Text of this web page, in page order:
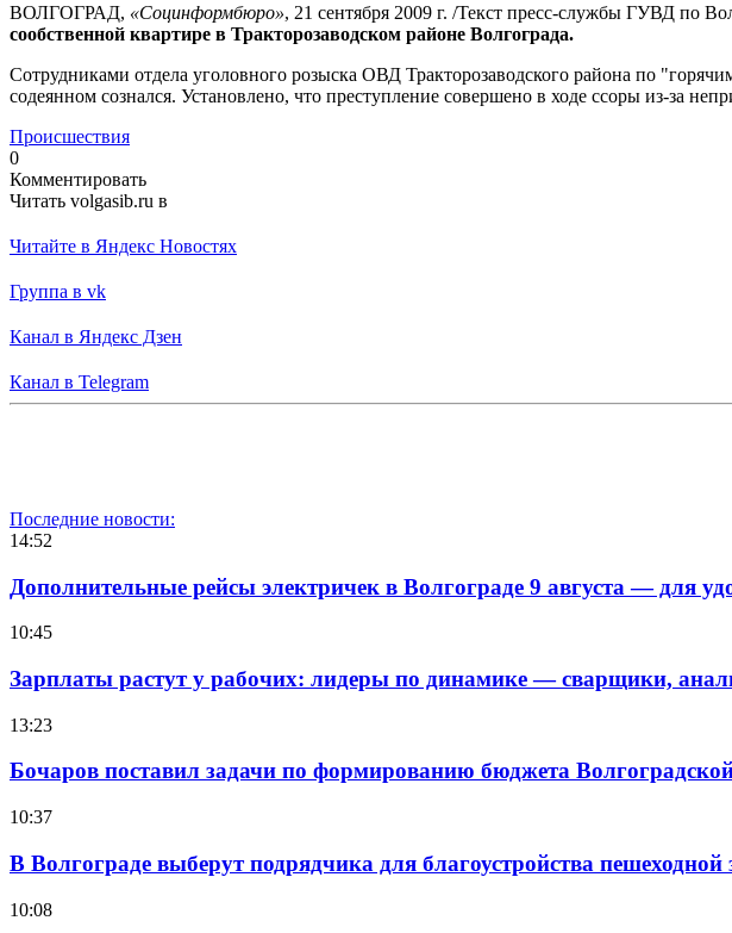
ВОЛГОГРАД, «Социнформбюро», 21 сентября 2009 г. /Текст пресс-службы ГУВД по
сообственной квартире в Тракторозаводском районе Волгограда.
Сотрудниками отдела уголовного розыска ОВД Тракторозаводского района по
содеянном сознался. Установлено, что преступление совершено в ходе ссоры из-за
Происшествия
0
Комментировать
Читать volgasib.ru в
Читайте в Яндекс Новостях
Группа в vk
Канал в Яндекс Дзен
Канал в Telegram
Последние новости:
14:52
Дополнительные рейсы электричек в Волгограде 9 августа — для
10:45
Зарплаты растут у рабочих: лидеры по динамике — сварщики,
13:23
Бочаров поставил задачи по формированию бюджета
10:37
В Волгограде выберут подрядчика для благоустройства
10:08